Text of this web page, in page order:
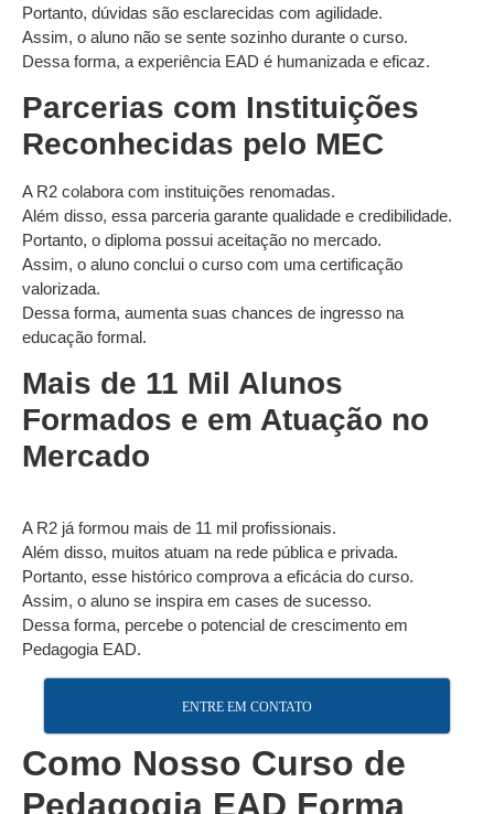
Portanto, dúvidas são esclarecidas com agilidade.
Assim, o aluno não se sente sozinho durante o curso.
Dessa forma, a experiência EAD é humanizada e eficaz.
Parcerias com Instituições
Reconhecidas pelo MEC
A R2 colabora com instituições renomadas.
Além disso, essa parceria garante qualidade e credibilidade.
Portanto, o diploma possui aceitação no mercado.
Assim, o aluno conclui o curso com uma certificação
valorizada.
Dessa forma, aumenta suas chances de ingresso na
educação formal.
Mais de 11 Mil Alunos
Formados e em Atuação no
Mercado
A R2 já formou mais de 11 mil profissionais.
Além disso, muitos atuam na rede pública e privada.
Portanto, esse histórico comprova a eficácia do curso.
Assim, o aluno se inspira em cases de sucesso.
Dessa forma, percebe o potencial de crescimento em
Pedagogia EAD.
ENTRE EM CONTATO
Como Nosso Curso de
Pedagogia EAD Forma